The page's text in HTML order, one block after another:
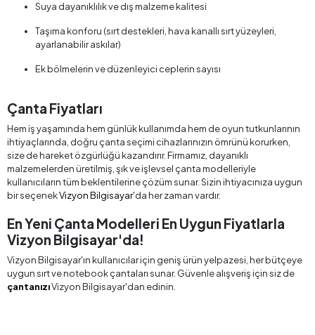
Suya dayanıklılık ve dış malzeme kalitesi
Taşıma konforu (sırt destekleri, hava kanallı sırt yüzeyleri,
ayarlanabilir askılar)
Ek bölmelerin ve düzenleyici ceplerin sayısı
Çanta Fiyatları
Hem iş yaşamında hem günlük kullanımda hem de oyun tutkunlarının
ihtiyaçlarında, doğru çanta seçimi cihazlarınızın ömrünü korurken,
size de hareket özgürlüğü kazandırır. Firmamız, dayanıklı
malzemelerden üretilmiş, şık ve işlevsel çanta modelleriyle
kullanıcıların tüm beklentilerine çözüm sunar. Sizin ihtiyacınıza uygun
bir seçenekVizyon Bilgisayar'da her zaman vardır.
En Yeni Çanta Modelleri En Uygun Fiyatlarla
Vizyon Bilgisayar'da!
Vizyon Bilgisayar'ın kullanıcılar için geniş ürün yelpazesi, her bütçeye
uygun sırt ve notebook çantaları sunar. Güvenle alışveriş için siz de
çantanızıVizyon Bilgisayar'dan edinin.